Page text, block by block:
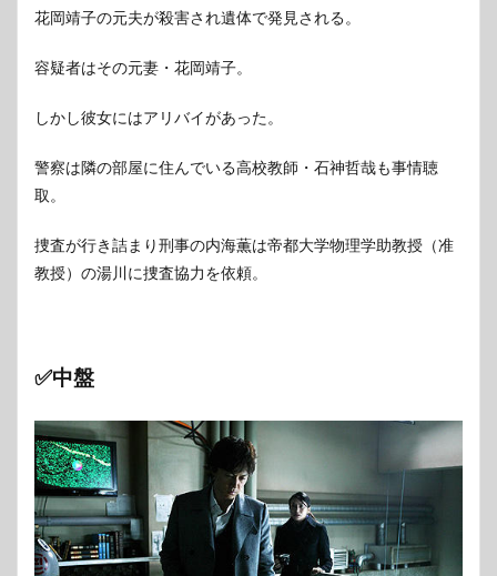
花岡靖子の元夫が殺害され遺体で発見される。
容疑者はその元妻・花岡靖子。
しかし彼女にはアリバイがあった。
警察は隣の部屋に住んでいる高校教師・石神哲哉も事情聴
取。
捜査が行き詰まり刑事の内海薫は帝都大学物理学助教授（准
教授）の湯川に捜査協力を依頼。
✅中盤